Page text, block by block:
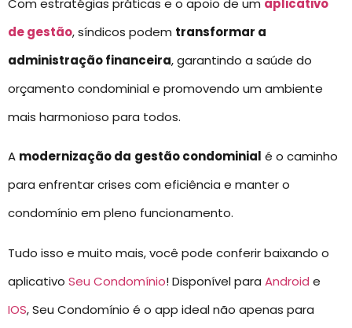
Com estratégias práticas e o apoio de um aplicativo
de gestão, síndicos podem transformar a
administração financeira, garantindo a saúde do
orçamento condominial e promovendo um ambiente
mais harmonioso para todos.
A modernização da gestão condominial é o caminho
para enfrentar crises com eficiência e manter o
condomínio em pleno funcionamento.
Tudo isso e muito mais, você pode conferir baixando o
aplicativo Seu Condomínio! Disponível para Android e
IOS, Seu Condomínio é o app ideal não apenas para